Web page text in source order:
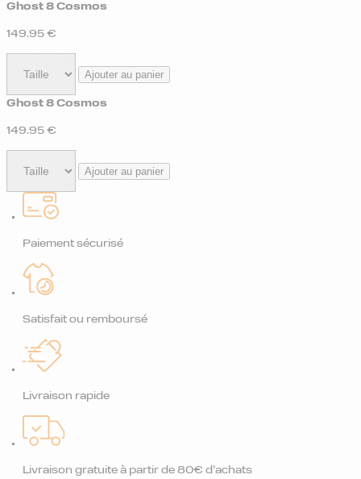
Ghost 8 Cosmos
149.95 €
Ajouter au panier
Ghost 8 Cosmos
149.95 €
Ajouter au panier
Paiement sécurisé
Satisfait ou remboursé
Livraison rapide
Livraison gratuite à partir de 80€ d’achats